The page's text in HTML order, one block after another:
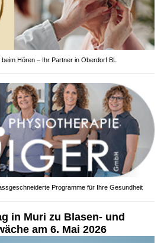
Hören – Ihr Partner in Oberdorf BL
Programme für Ihre Gesundheit
in Muri zu Blasen- und
am 6. Mai 2026